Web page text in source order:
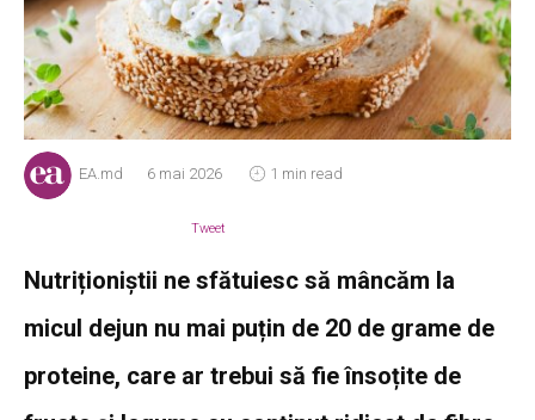
EA.md 6 mai 2026 1 min read
Tweet
Nutriționiștii ne sfătuiesc să mâncăm la
micul dejun nu mai puțin de 20 de grame de
proteine, care ar trebui să fie însoțite de